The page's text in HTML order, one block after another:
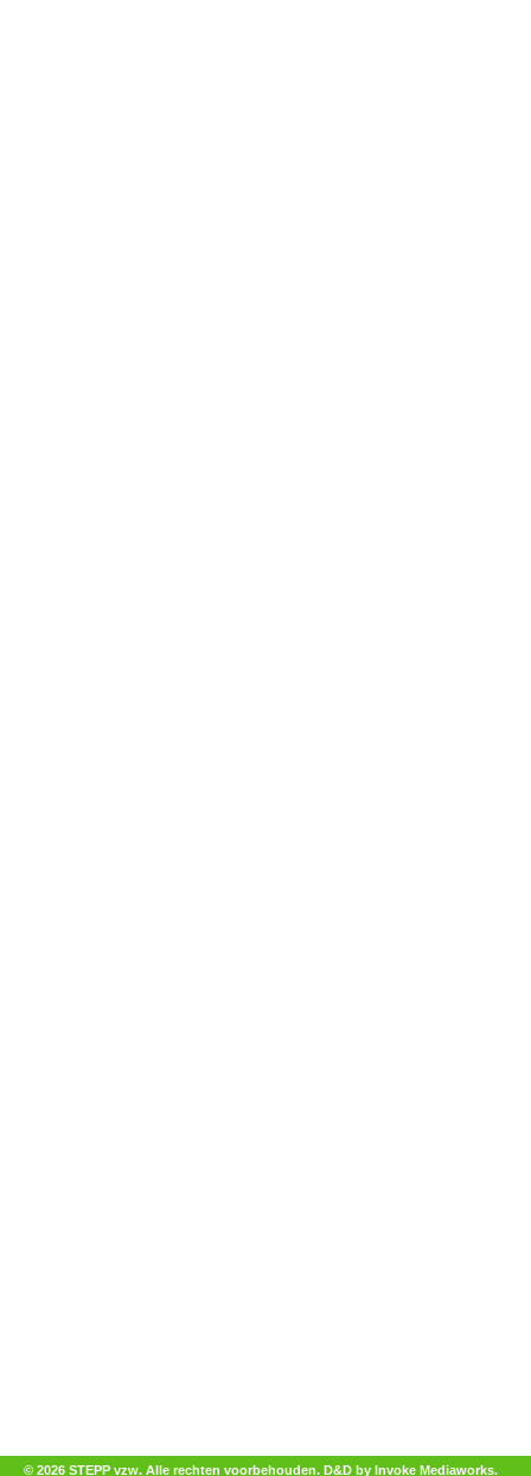
© 2026 STEPP vzw. Alle rechten voorbehouden. D&D by Invoke Mediaworks.